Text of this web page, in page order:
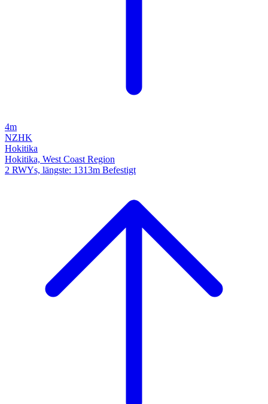
4m
NZHK
Hokitika
Hokitika, West Coast Region
2 RWYs, längste: 1313m Befestigt